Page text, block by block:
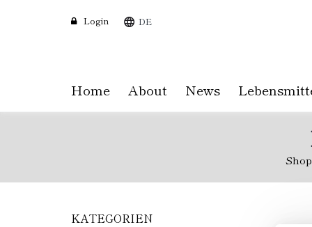
DE
Login
Home About News
Shop
KATEGORIEN